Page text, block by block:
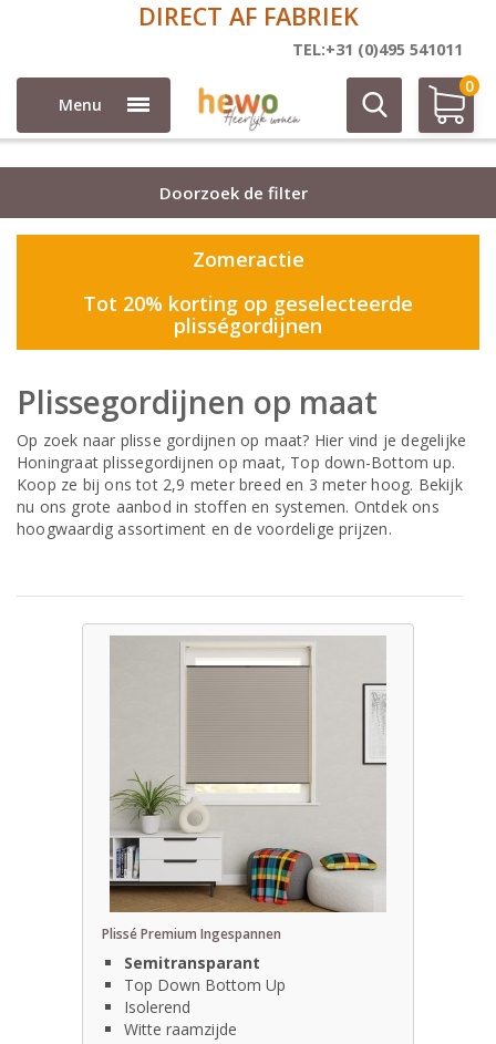
DIRECT AF FABRIEK
TEL:+31 (0)495 541011
Menu
0
Plisse
Doorzoek de filter
Zomeractie
Tot 20% korting op geselecteerde
plisségordijnen
Plissegordijnen op maat
Op zoek naar plisse gordijnen op maat? Hier vind je degelijke
Honingraat plissegordijnen op maat, Top down-Bottom up.
Koop ze bij ons tot 2,9 meter breed en 3 meter hoog. Bekijk
nu ons grote aanbod in stoffen en systemen. Ontdek ons
hoogwaardig assortiment en de voordelige prijzen.
Plissé Premium Ingespannen
Semitransparant
Top Down Bottom Up
Isolerend
Witte raamzijde